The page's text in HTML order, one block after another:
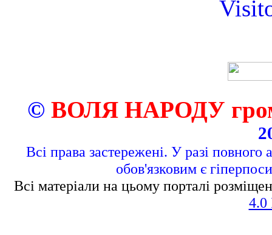
© ВОЛЯ НАРОДУ
Всі права застережені. У разі повного
обов'язковим є
Всі матеріали на цьому порталі
4.0